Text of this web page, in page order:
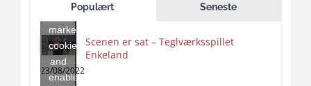
Populært Seneste
accept
marketing
cookies
and
enable
Scenen er sat – Teglværksspillet
Enkeland
23/08/2022
Click
to